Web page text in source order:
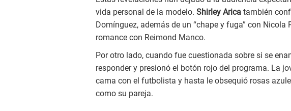
vida personal de la modelo. Shirley Arica también
Domínguez, además de un “chape y fuga” con Nicola
romance con Reimond Manco.
Por otro lado, cuando fue cuestionada sobre si se
responder y presionó el botón rojo del programa. La
cama con el futbolista y hasta le obsequió rosas
como su pareja.